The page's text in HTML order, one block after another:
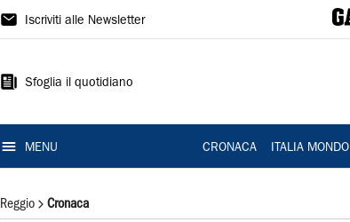
Gazzetta
Reggio
Iscriviti alle Newsletter
Sfoglia il quotidiano
MENU CRONACA ITALIA MONDO
Reggio Cronaca